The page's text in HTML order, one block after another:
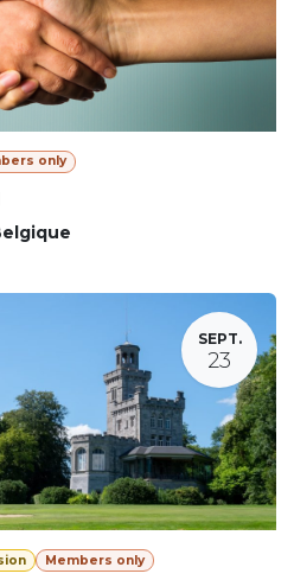
only
SEPT.
23
Members only